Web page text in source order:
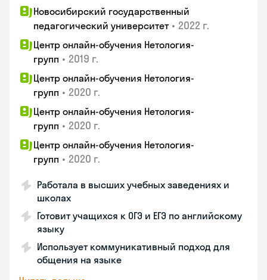
Новосибирский государственный
педагогический университет • 2022 г.
Центр онлайн-обучения Нетология-
групп • 2019 г.
Центр онлайн-обучения Нетология-
групп • 2020 г.
Центр онлайн-обучения Нетология-
групп • 2020 г.
Центр онлайн-обучения Нетология-
групп • 2020 г.
Работала в высших учебных заведениях и
школах
Готовит учащихся к ОГЭ и ЕГЭ по английскому
языку
Использует коммуникативный подход для
общения на языке